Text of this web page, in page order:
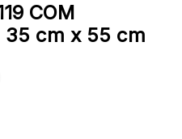
COM
35 cm x 55 cm